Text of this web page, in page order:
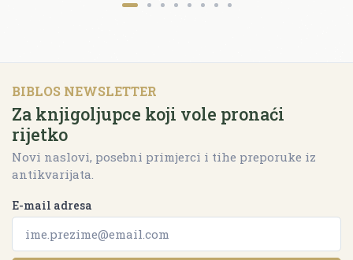
BIBLOS NEWSLETTER
Za knjigoljupce koji vole pronaći
rijetko
Novi naslovi, posebni primjerci i tihe preporuke iz
antikvarijata.
E-mail adresa